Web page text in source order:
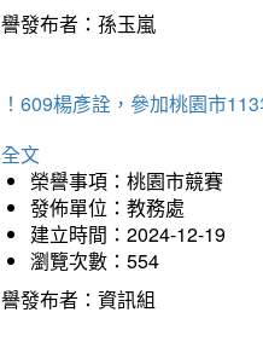
發布者：孫玉嵐
609楊彥詮，參加桃園市
文
榮譽事項：桃園市競賽
發佈單位：教務處
建立時間：2024-12-19
瀏覽次數：554
發布者：資訊組